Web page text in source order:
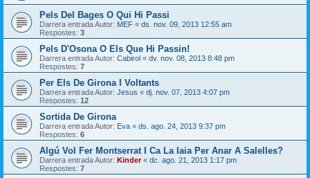
Pels Del Bages O Qui Hi Passi
Darrera entrada Autor: MEF « ds. nov. 09, 2013 12:55 am
Respostes: 3
Pels D'Osona O Els Que Hi Passin!
Darrera entrada Autor: Cabirol « dv. nov. 08, 2013 8:48 pm
Respostes: 7
Per Els De Girona I Voltants
Darrera entrada Autor: Jesus « dj. nov. 07, 2013 4:07 pm
Respostes: 12
Sortida De Girona
Darrera entrada Autor: Eva « ds. ago. 24, 2013 9:37 pm
Respostes: 6
Algú Vol Fer Montserrat I Ca La Iaia Per Anar A Salelles?
Darrera entrada Autor: Kinder« dc. ago. 21, 2013 1:17 pm
Respostes: 7